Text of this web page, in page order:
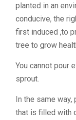
planted in an
conducive, the
first induced ,to
tree to grow
You cannot pour
sprout.
In the same way,
that is filled with